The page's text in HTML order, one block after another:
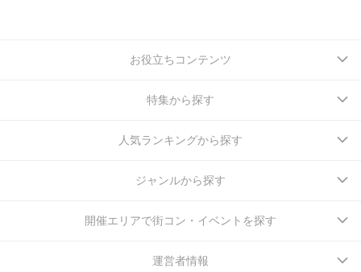
お役立ちコンテンツ
特集から探す
人気ランキングから探す
ジャンルから探す
開催エリアで街コン・イベントを探す
運営者情報